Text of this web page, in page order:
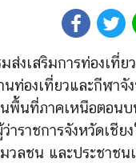
งเสริมการท่องเที่ย
ท่องเที่ยวและกีฬาจั
พื้นที่ภาคเหนือตอน
ราชการจังหวัดเชีย
ลชน และประชาชนเ